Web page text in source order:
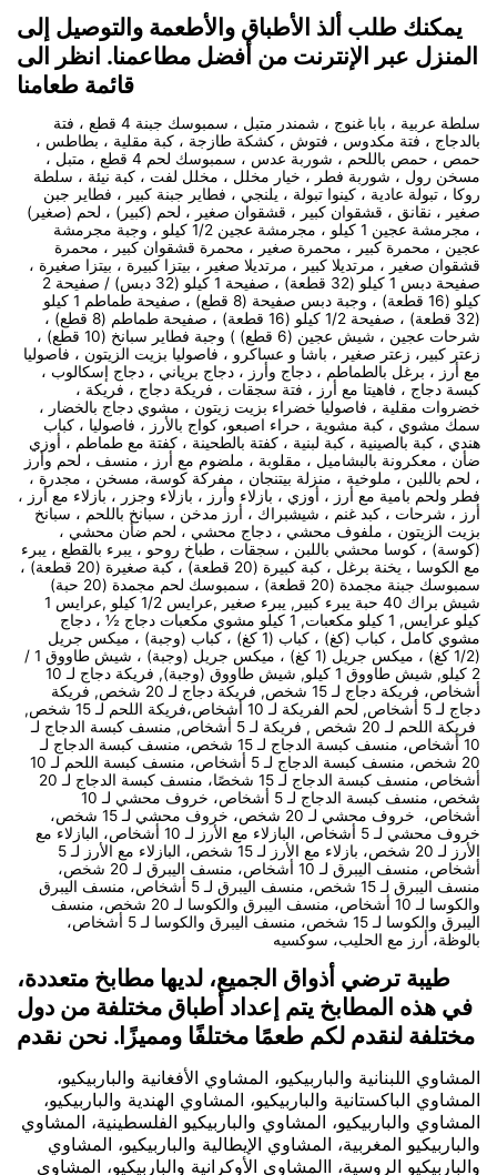
يمكنك طلب ألذ الأطباق والأطعمة والتوصيل إلى
المنزل عبر الإنترنت من أفضل مطاعمنا. انظر الى
قائمة طعامنا
سلطة عربية ، بابا غنوج ، شمندر متبل ، سمبوسك جبنة 4 قطع ، فتة
بالدجاج ، فتة مكدوس ، فتوش ، كشكة طازجة ، كبة مقلية ، بطاطس ،
حمص ، حمص باللحم ، شوربة عدس ، سمبوسك لحم 4 قطع ، متبل ،
مسخن رول ، شوربة فطر ، خيار مخلل ، مخلل لفت ، كبة نيئة ، سلطة
روكا ، تبولة عادية ، كينوا تبولة ، يلنجي ، فطاير جبنة كبير ، فطاير جبن
صغير ، نقانق ، قشقوان كبير ، قشقوان صغير ، لحم (كبير) ، لحم (صغير)
، مجرمشة عجين 1 كيلو ، مجرمشة عجين 1/2 كيلو ، وجبة مجرمشة
عجين ، محمرة كبير ، محمرة صغير ، محمرة قشقوان كبير ، محمرة
قشقوان صغير ، مرتديلا كبير ، مرتديلا صغير ، بيتزا كبيرة ، بيتزا صغيرة ،
صفيحة دبس 1 كيلو (32 قطعة) ، صفيحة 1 كيلو (32 دبس) / صفيحة 2
كيلو (16 قطعة) ، وجبة دبس صفيحة (8 قطع) ، صفيحة طماطم 1 كيلو
(32 قطعة) ، صفيحة 1/2 كيلو (16 قطعة) ، صفيحة طماطم (8 قطع) ،
شرحات عجين ، شيش عجين (6 قطع) ) وجبة فطاير سبانخ (10 قطع) ،
زعتر كبير، زعتر صغير ، باشا و عساكرو ، فاصوليا بزيت الزيتون ، فاصوليا
مع أرز ، برغل بالطماطم ، دجاج وأرز ، دجاج برياني ، دجاج إسكالوب ،
كبسة دجاج ، فاهيتا مع أرز ، فتة سجقات ، فريكة دجاج ، فريكة ،
خضروات مقلية ، فاصوليا خضراء بزيت زيتون ، مشوي دجاج بالخضار ،
سمك مشوي ، كبة مشوية ، حراء اصبعو، كواج بالأرز ، فاصوليا ، كباب
هندي ، كبة بالصينية ، كبة لبنية ، كفتة بالطحينة ، كفتة مع طماطم ، أوزي
ضأن ، معكرونة بالبشاميل ، مقلوبة ، ملضوم مع أرز ، منسف ، لحم وأرز
، لحم باللبن ، ملوخية ، منزلة بيتنجان ، مفركة كوسة، مسخن ، مجدرة ،
فطر ولحم بامية مع أرز ، أوزي ، بازلاء وأرز ، بازلاء وجزر ، بازلاء مع أرز ،
أرز ، شرحات ، كبد غنم ، شيشبراك ، أرز مدخن ، سبانخ باللحم ، سبانخ
بزيت الزيتون ، ملفوف محشي ، دجاج محشي ، لحم ضأن محشي ،
(كوسة) ، كوسا محشي باللبن ، سجقات ، طباخ روحو ، يبرء بالقطع ، يبرء
مع الكوسا ، يخنة برغل ، كبة كبيرة (20 قطعة) ، كبة صغيرة (20 قطعة) ،
سمبوسك جبنة مجمدة (20 قطعة) ، سمبوسك لحم مجمدة (20 حبة)
شيش براك 40 حبة يبرء كبير, يبرء صغير ,عرايس 1/2 كيلو ,عرايس 1
كيلو عرايس, 1 كيلو مكعبات, 1 كيلو مشوي مكعبات دجاج ½ ، دجاج
مشوي كامل ، كباب (كغ) ، كباب (1 كغ) ، كباب (وجبة) ، ميكس جريل
(1/2 كغ) ، ميكس جريل (1 كغ) ، ميكس جريل (وجبة) ، شيش طاووق 1 /
2 كيلو, شيش طاووق 1 كيلو, شيش طاووق (وجبة), فريكة دجاج لـ 10
أشخاص، فريكة دجاج لـ 15 شخص, فريكة دجاج لـ 20 شخص, فريكة
دجاج لـ 5 أشخاص, لحم الفريكة لـ 10 أشخاص،فريكة اللحم لـ 15 شخص,
فريكة اللحم لـ 20 شخص , فريكة لـ 5 أشخاص, منسف كبسة الدجاج لـ
10 أشخاص، منسف كبسة الدجاج لـ 15 شخص، منسف كبسة الدجاج لـ
20 شخص، منسف كبسة الدجاج لـ 5 أشخاص، منسف كبسة اللحم لـ 10
أشخاص، منسف كبسة الدجاج لـ 15 شخصًا، منسف كبسة الدجاج لـ 20
شخص، منسف كبسة الدجاج لـ 5 أشخاص، خروف محشي لـ 10
أشخاص، خروف محشي لـ 20 شخص، خروف محشي لـ 15 شخص،
خروف محشي لـ 5 أشخاص، البازلاء مع الأرز لـ 10 أشخاص، البازلاء مع
الأرز لـ 20 شخص، بازلاء مع الأرز لـ 15 شخص، البازلاء مع الأرز لـ 5
أشخاص، منسف اليبرق لـ 10 أشخاص، منسف اليبرق لـ 20 شخص،
منسف اليبرق لـ 15 شخص، منسف اليبرق لـ 5 أشخاص، منسف اليبرق
والكوسا لـ 10 أشخاص، منسف اليبرق والكوسا لـ 20 شخص، منسف
اليبرق والكوسا لـ 15 شخص، منسف اليبرق والكوسا لـ 5 أشخاص،
بالوظة، أرز مع الحليب، سوكسيه
طيبة ترضي أذواق الجميع، لديها مطابخ متعددة،
في هذه المطابخ يتم إعداد أطباق مختلفة من دول
مختلفة لنقدم لكم طعمًا مختلفًا ومميزًا. نحن نقدم
المشاوي اللبنانية والباربيكيو، المشاوي الأفغانية والباربيكيو،
المشاوي الباكستانية والباربيكيو، المشاوي الهندية والباربيكيو،
المشاوي والباربيكيو، المشاوي والباربيكيو الفلسطينية، المشاوي
والباربيكيو المغربية، المشاوي الإيطالية والباربيكيو، المشاوي
والباربيكيو الروسية، االمشاوي الأوكرانية والباربيكيو، المشاوي